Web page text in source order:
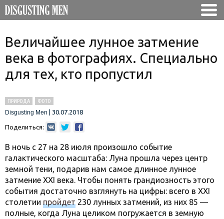
Величайшее лунное затмение
века в фотографиях. Специально
для тех, кто пропустил
ПРИРОДА
ФОТО
Disgusting Men
30.07.2018
Поделиться:
В ночь с 27 на 28 июля произошло событие
галактического масштаба: Луна прошла через центр
земной тени, подарив нам самое длинное лунное
затмение XXI века. Чтобы понять грандиозность этого
события достаточно взглянуть на цифры: всего в XXI
столетии пройдет 230 лунных затмений, из них 85 —
полные, когда Луна целиком погружается в земную